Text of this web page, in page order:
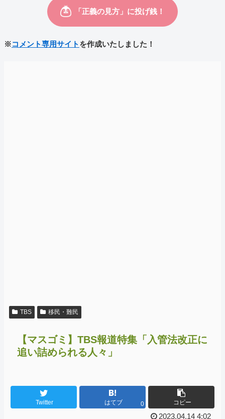
※コメント専用サイト を作成いたしました！
TBS 移民・難民
【マスゴミ】TBS報道特集「入管法改正に
追い詰められる人々」
Twitter はてブ 0 コピー
2023.04.14 4:02